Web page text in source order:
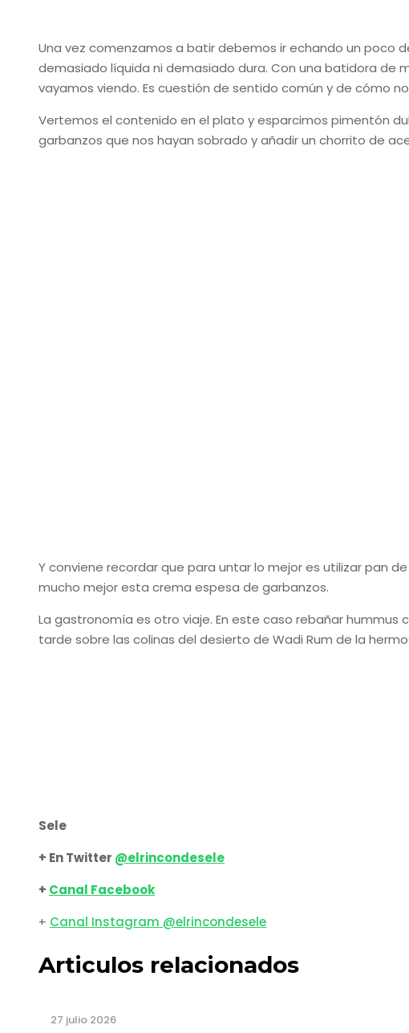
Una vez comenzamos a batir debemos ir echando un poco
demasiado líquida ni demasiado dura. Con una batidora de
vayamos viendo. Es cuestión de sentido común y de cómo
Vertemos el contenido en el plato y esparcimos pimentón
garbanzos que nos hayan sobrado y añadir un chorrito de
Y conviene recordar que para untar lo mejor es utilizar pan
mucho mejor esta crema espesa de garbanzos.
La gastronomía es otro viaje. En este caso rebañar
tarde sobre las colinas del desierto de Wadi Rum de la
Sele
+ En Twitter @elrincondesele
+ Canal Facebook
+ Canal Instagram @elrincondesele
Articulos relacionados
27 julio 2026